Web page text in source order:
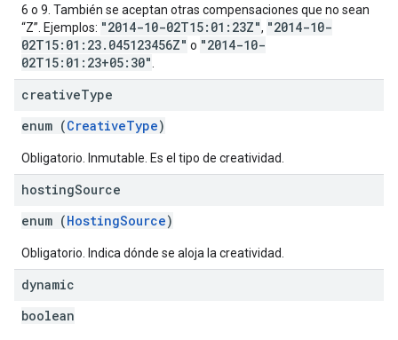
6 o 9. También se aceptan otras compensaciones que no sean
“Z”. Ejemplos: "2014-10-02T15:01:23Z", "2014-10-
02T15:01:23.045123456Z" o "2014-10-
02T15:01:23+05:30"
creativeType
enum (CreativeType)
Obligatorio. Inmutable. Es el tipo de creatividad.
hostingSource
enum (HostingSource)
Obligatorio. Indica dónde se aloja la creatividad.
dynamic
boolean